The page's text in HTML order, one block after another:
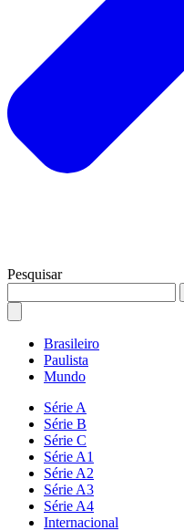
Pesquisar
Brasileiro
Paulista
Mundo
Série A
Série B
Série C
Série A1
Série A2
Série A3
Série A4
Internacional